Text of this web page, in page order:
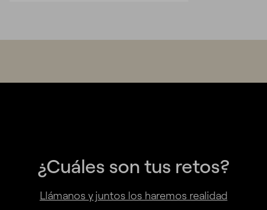
¿Cuáles son tus retos?
Llámanos y juntos los haremos realidad